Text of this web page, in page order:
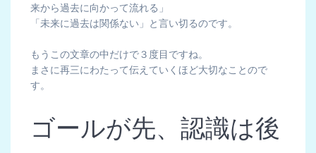
来から過去に向かって流れる」
「未来に過去は関係ない」と言い切るのです。
もうこの文章の中だけで３度目ですね。
まさに再三にわたって伝えていくほど大切なことので
す。
ゴールが先、認識は後